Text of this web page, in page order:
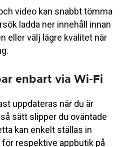
video kan snabbt tömma
ladda ner innehåll innan
eller välj lägre kvalitet när
enbart via Wi-Fi
uppdateras när du är
sätt slipper du oväntade
kan enkelt ställas in
respektive appbutik på